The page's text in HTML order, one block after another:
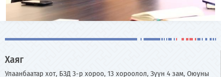
Хаяг
Улаанбаатар хот, БЗД 3-р хороо, 13 хороолол, Зүүн 4 зам, Оюуны